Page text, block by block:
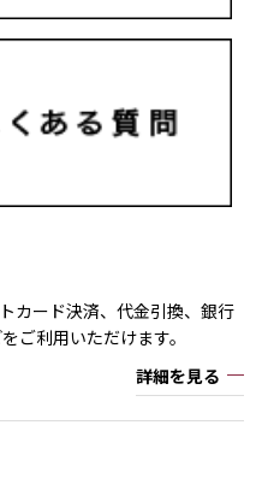
カード決済、代金引換、銀行
ご利用いただけます。
詳細を見る